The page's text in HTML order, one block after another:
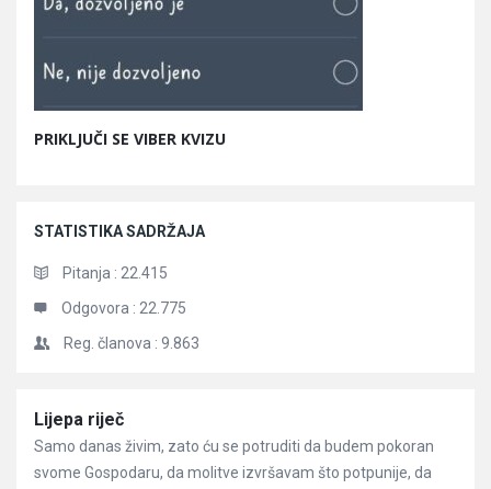
PRIKLJUČI SE VIBER KVIZU
STATISTIKA SADRŽAJA
Pitanja : 22.415
Odgovora : 22.775
Reg. članova : 9.863
Članci
Lijepa riječ
Samo danas živim, zato ću se potruditi da budem pokoran
svome Gospodaru, da molitve izvršavam što potpunije, da